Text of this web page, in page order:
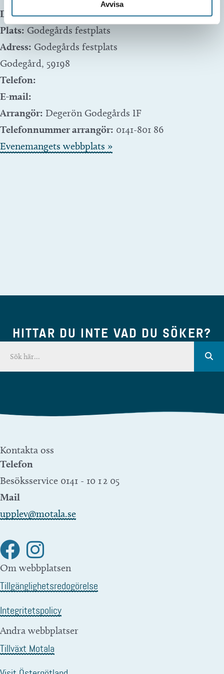
Avvisa
Datum: 28 juni, 2025 kl 21:00-29 juni, 2025 kl 01:00
Plats: Godegårds festplats
Adress: Godegårds festplats
Godegård, 59198
Telefon:
E-mail:
Arrangör: Degerön Godegårds IF
Telefonnummer arrangör: 0141-801 86
Evenemangets webbplats »
HITTAR DU INTE VAD DU SÖKER?
Kontakta oss
Telefon
Besöksservice 0141 - 10 1 2 05
Mail
upplev@motala.se
Om webbplatsen
Tillgänglighetsredogörelse
Integritetspolicy
Andra webbplatser
Tillväxt Motala